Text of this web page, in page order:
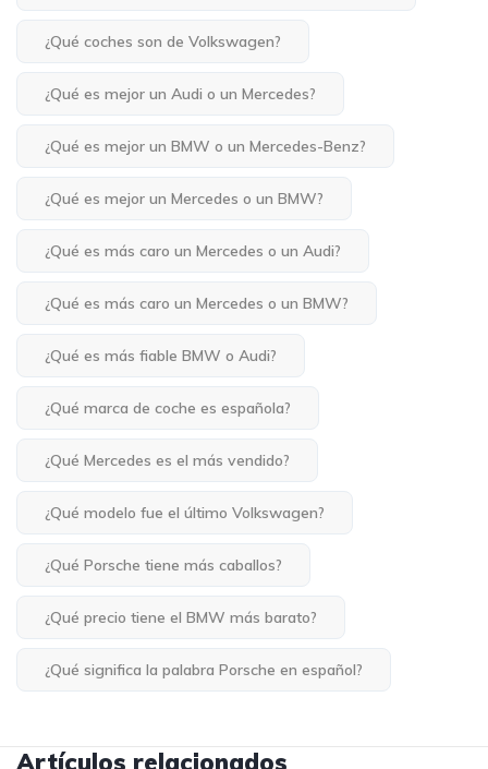
¿Qué coches son de Volkswagen?
¿Qué es mejor un Audi o un Mercedes?
¿Qué es mejor un BMW o un Mercedes-Benz?
¿Qué es mejor un Mercedes o un BMW?
¿Qué es más caro un Mercedes o un Audi?
¿Qué es más caro un Mercedes o un BMW?
¿Qué es más fiable BMW o Audi?
¿Qué marca de coche es española?
¿Qué Mercedes es el más vendido?
¿Qué modelo fue el último Volkswagen?
¿Qué Porsche tiene más caballos?
¿Qué precio tiene el BMW más barato?
¿Qué significa la palabra Porsche en español?
Artículos relacionados